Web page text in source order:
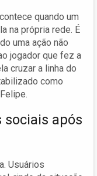
quando um
na própria rede. É
uma ação não
jogador que fez a
cruzar a linha do
como
sociais após
Usuários